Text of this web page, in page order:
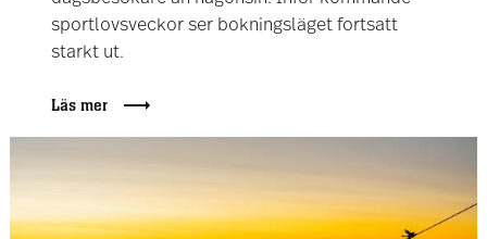
sportlovsveckor ser bokningsläget fortsatt
starkt ut.
Läs mer